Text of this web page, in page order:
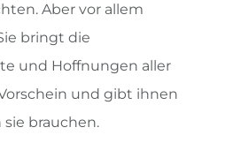
Aber vor allem
bringt die
und Hoffnungen aller
und gibt ihnen
sie brauchen.